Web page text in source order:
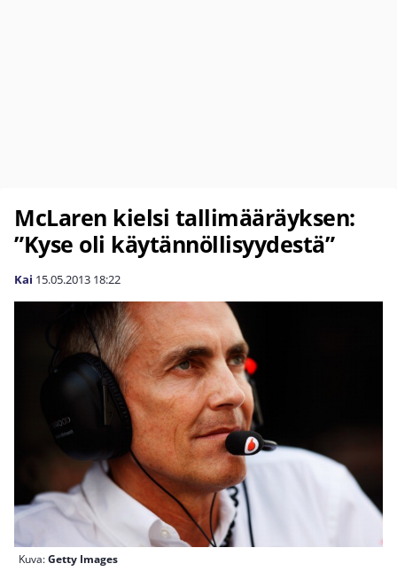
McLaren kielsi tallimääräyksen:
”Kyse oli käytännöllisyydestä”
Kai 15.05.2013 18:22
Kuva:Getty Images